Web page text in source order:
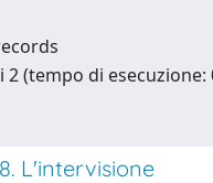
2 (tempo di esecuzione:
L'intervisione